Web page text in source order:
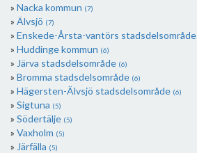
Nacka kommun (7)
Älvsjö (7)
Enskede-Årsta-vantörs stadsdelsområde
Huddinge kommun (6)
Järva stadsdelsområde (6)
Bromma stadsdelsområde (6)
Hägersten-Älvsjö stadsdelsområde (6)
Sigtuna (5)
Södertälje (5)
Vaxholm (5)
Järfälla (5)